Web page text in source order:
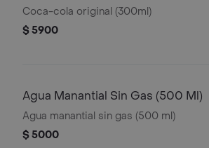
Coca-cola original (300ml)
$ 5900
Agua Manantial Sin Gas (500 Ml)
Agua manantial sin gas (500 ml)
$ 5000